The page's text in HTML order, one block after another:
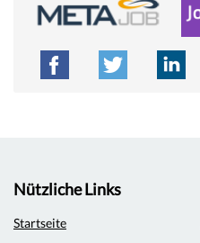
Nützliche Links
Startseite